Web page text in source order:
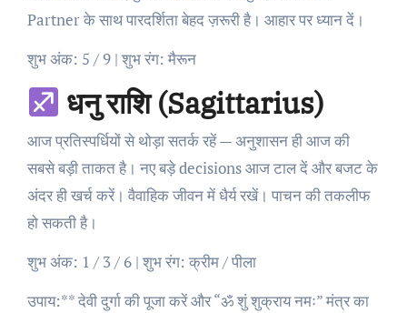
Partner के साथ पारदर्शिता बेहद ज़रूरी है। आहार पर ध्यान दें।
शुभ अंक: 5 / 9 | शुभ रंग: मैरून
धनु राशि (Sagittarius)
आज प्रतिस्पर्धियों से थोड़ा सतर्क रहें — अनुशासन ही आज की
सबसे बड़ी ताकत है। नए बड़े decisions आज टाल दें और बजट के
अंदर ही खर्च करें। वैवाहिक जीवन में धैर्य रखें। पाचन की तकलीफ
हो सकती है।
शुभ अंक: 1 / 3 / 6 | शुभ रंग: क्रीम / पीला
उपाय:** देवी दुर्गा की पूजा करें और “ॐ शुं शुक्राय नमः” मंत्र का